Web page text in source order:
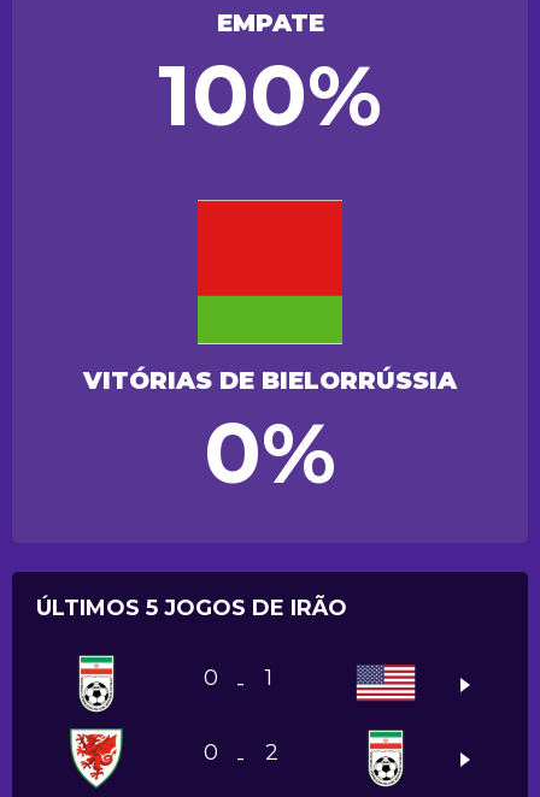
EMPATE
100%
VITÓRIAS DE BIELORRÚSSIA
0%
ÚLTIMOS 5 JOGOS DE IRÃO
0 - 1
0 - 2